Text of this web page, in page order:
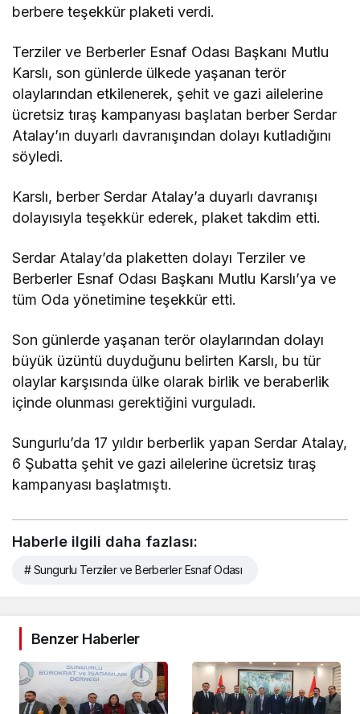
berbere teşekkür plaketi verdi.
Terziler ve Berberler Esnaf Odası Başkanı Mutlu
Karslı, son günlerde ülkede yaşanan terör
olaylarından etkilenerek, şehit ve gazi ailelerine
ücretsiz tıraş kampanyası başlatan berber Serdar
Atalay’ın duyarlı davranışından dolayı kutladığını
söyledi.
Karslı, berber Serdar Atalay’a duyarlı davranışı
dolayısıyla teşekkür ederek, plaket takdim etti.
Serdar Atalay’da plaketten dolayı Terziler ve
Berberler Esnaf Odası Başkanı Mutlu Karslı’ya ve
tüm Oda yönetimine teşekkür etti.
Son günlerde yaşanan terör olaylarından dolayı
büyük üzüntü duyduğunu belirten Karslı, bu tür
olaylar karşısında ülke olarak birlik ve beraberlik
içinde olunması gerektiğini vurguladı.
Sungurlu’da 17 yıldır berberlik yapan Serdar Atalay,
6 Şubatta şehit ve gazi ailelerine ücretsiz tıraş
kampanyası başlatmıştı.
Haberle ilgili daha fazlası:
# Sungurlu Terziler ve Berberler Esnaf Odası
Benzer Haberler